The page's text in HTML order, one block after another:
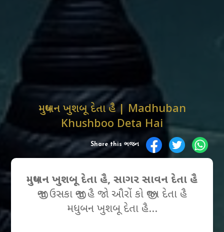
મધુબન ખુશબૂ દેતા હૈ | Madhuban
Khushboo Deta Hai
Share this ભજન
મધુબન ખુશબૂ દેતા હૈ, સાગર સાવન દેતા હૈ
જીના ઉસકા જીના હૈ જો ઔરોં કો જીવન દેતા હૈ
મધુબન ખુશબૂ દેતા હૈ…